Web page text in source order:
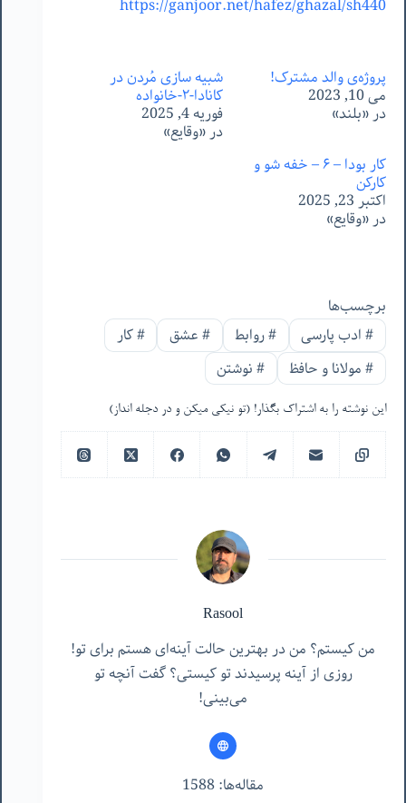
https://ganjoor.net/hafez/ghazal/sh440
پروژه‌ی والد مشترک!
می 10, 2023
در «بلند»
شبیه سازی مُردن در
کانادا-٢-خانواده
فوریه 4, 2025
در «وقایع»
کار بودا – ۶ – خفه شو و
کارکن
اکتبر 23, 2025
در «وقایع»
برچسب‌ها
#ادب پارسی #روابط #عشق #کار
#مولانا و حافظ #نوشتن
این نوشته را به اشتراک بگذار! (تو نیکی میکن و در دجله انداز)
Rasool
من کیستم؟ من در بهترین حالت آینه‌ای هستم برای تو!
روزی از آینه پرسیدند تو کیستی؟ گفت آنچه تو
می‌بینی!
مقاله‌ها: 1588